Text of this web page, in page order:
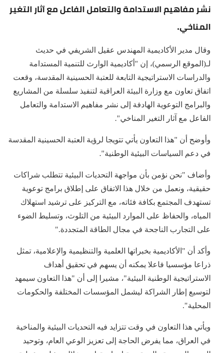
نشر مفاهيم الاستدامة والتعامل الفاعل مع آثار التغير
المناخي.
وقال مدير الأكاديمية المهندس عقيل الشريفي في حديث
لـ(الموقع الرسمي)، إن "أكاديمية الوارث للتنمية المستدامة
والدراسات الاستراتيجية التابعة للعتبة الحسينية المقدسة، وقعت
اتفاق تعاون مع وزارة البيئة العراقية لتنفيذ سلسلة من المشاريع
والبرامج التوعوية الهادفة إلى نشر مفاهيم الاستدامة والتعامل
الفاعل مع آثار التغير المناخي".
وأوضح أن "هذا التعاون يأتي تتويجا لرؤية العتبة الحسينية المقدسة
في دعم السياسات البيئية الوطنية".
وأضاف "نحن نؤمن بأن مواجهة التحديات البيئية تتطلب شراكات
حقيقية، ونعمل من خلال هذا الاتفاق على إطلاق برامج توعوية
تستهدف المجتمع بكافة فئاته، مع التركيز على ترشيد استهلاك
المياه، والحفاظ على الموارد البيئية من التلوث، وتسليط الضوء
على التجارب الناجحة في مجال الطاقة المتجددة."
وأكد أن "الأكاديمية بخبراتها العلمية والتنظيمية والإعلامية، تمثل
ذراعا مؤسسيا فاعلا يمكنه أن يسهم في تحقيق أهداف
الاستراتيجية الوطنية البيئية"، مشيرا إلى أن "هذا التعاون سيمهد
لتوسيع إطار الشراكة ليشمل المؤسسات المختلفة والحكومات
المحلية".
ويأتي هذا التعاون في وقت تتزايد فيه التحديات البيئية والمناخية
في العراق، مما يفرض الحاجة إلى تعزيز الوعي العام، وتوحيد